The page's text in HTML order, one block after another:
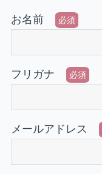
お名前 必須
フリガナ 必須
メールアドレス